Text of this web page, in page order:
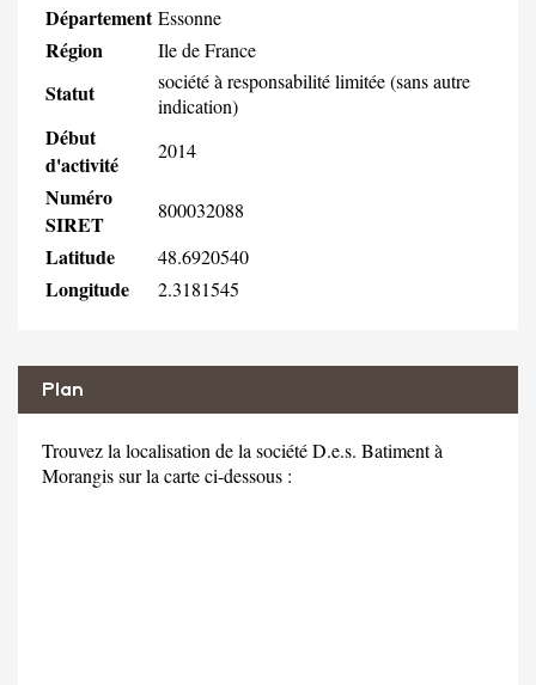
Département Essonne
Région Ile de France
Statut
société à responsabilité limitée (sans autre
indication)
Début
d'activité
2014
Numéro
SIRET
800032088
Latitude 48.6920540
Longitude 2.3181545
Plan
Trouvez la localisation de la société D.e.s. Batiment à
Morangis sur la carte ci-dessous :